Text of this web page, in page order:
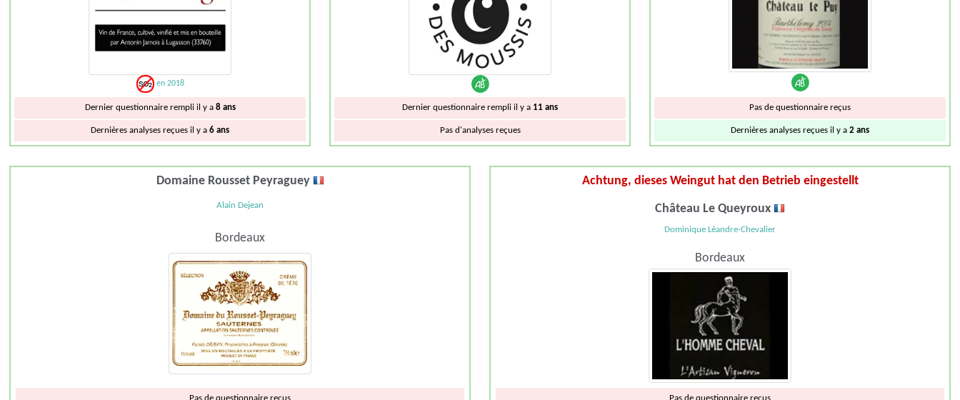
en 2018
Dernier questionnaire rempli il y a 8 ans
Dernières analyses reçues il y a 6 ans
Dernier questionnaire rempli il y a 11 ans
Pas d'analyses reçues
Pas de questionnaire reçus
Dernières analyses reçues il y a 2 ans
Domaine Rousset Peyraguey
Alain Dejean
Bordeaux
Achtung, dieses Weingut hat den Betrieb eingestellt
Château Le Queyroux
Dominique Léandre-Chevalier
Bordeaux